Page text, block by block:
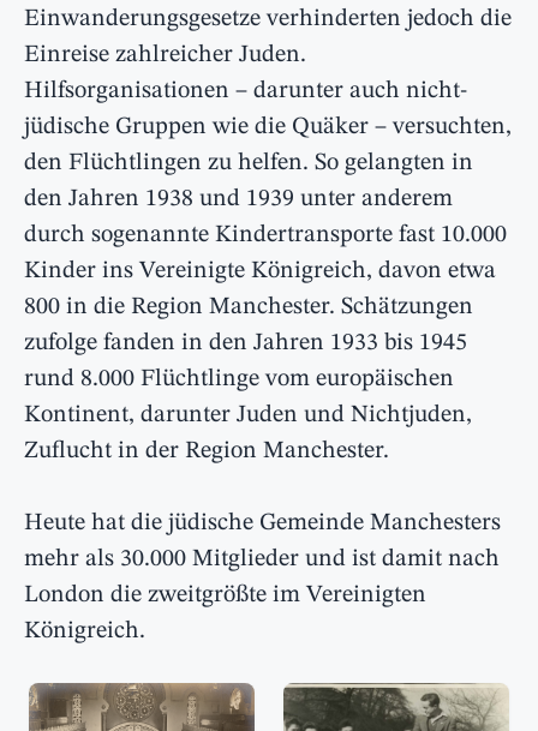
Einwanderungsgesetze verhinderten jedoch die
Einreise zahlreicher Juden.
Hilfsorganisationen – darunter auch nicht-
jüdische Gruppen wie die Quäker – versuchten,
den Flüchtlingen zu helfen. So gelangten in
den Jahren 1938 und 1939 unter anderem
durch sogenannte Kindertransporte fast 10.000
Kinder ins Vereinigte Königreich, davon etwa
800 in die Region Manchester. Schätzungen
zufolge fanden in den Jahren 1933 bis 1945
rund 8.000 Flüchtlinge vom europäischen
Kontinent, darunter Juden und Nichtjuden,
Zuflucht in der Region Manchester.
Heute hat die jüdische Gemeinde Manchesters
mehr als 30.000 Mitglieder und ist damit nach
London die zweitgrößte im Vereinigten
Königreich.